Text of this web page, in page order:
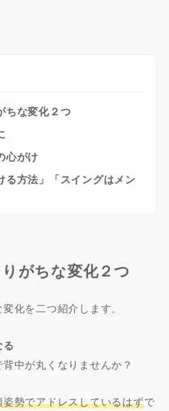
ちな変化２つ
心がけ
る方法」「スイングはメン
がちな変化２つ
化を二つ紹介します。
中が丸くなりませんか？
勢でアドレスしているはずで